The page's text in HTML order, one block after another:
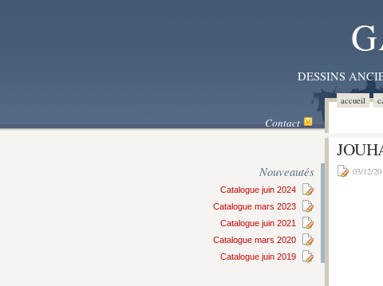
DESSINS
accueil
Contact
Nouveautés
Catalogue juin 2024
Catalogue mars 2023
Catalogue juin 2021
Catalogue mars 2020
Catalogue juin 2019
03/12/